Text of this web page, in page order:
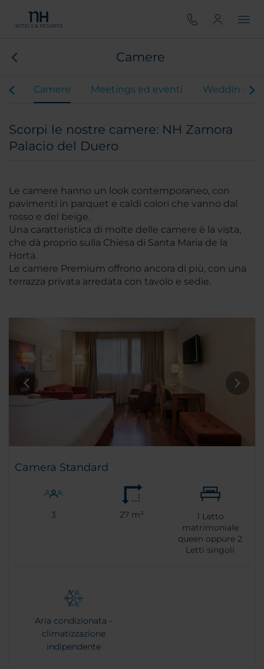
Camere
Camere Meetings ed eventi Weddings
Scorpi le nostre camere: NH Zamora
Palacio del Duero
Le camere hanno un look contemporaneo, con
pavimenti in parquet e caldi colori che vanno dal
rosso e del beige.
Una caratteristica di molte delle camere è la vista,
che dà proprio sulla Chiesa di Santa Maria de la
Horta.
Le camere Premium offrono ancora di più, con una
terrazza privata arredata con tavolo e sedie.
Camera Standard
3 27 m² 1 Letto
matrimoniale
queen oppure2
Letti singoli
Aria condizionata -
climatizzazione
indipendente